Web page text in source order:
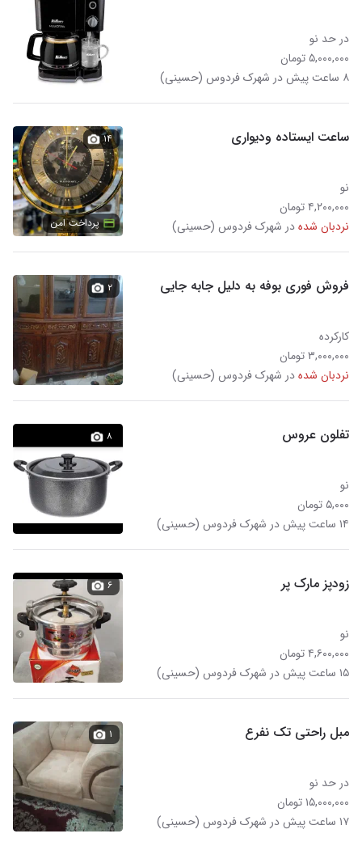
در حد نو
۵,۰۰۰,۰۰۰ تومان
۸ ساعت پیش در شهرک فردوس (حسینی)
ساعت ایستاده ودیواری
نو
۴,۲۰۰,۰۰۰ تومان
نردبان شدهدر شهرک فردوس (حسینی)
۱۴
پرداخت امن
فروش فوری بوفه به دلیل جابه جایی
کارکرده
۳,۰۰۰,۰۰۰ تومان
نردبان شدهدر شهرک فردوس (حسینی)
۲
تفلون عروس
نو
۵,۰۰۰ تومان
۱۴ ساعت پیش در شهرک فردوس (حسینی)
۸
زودپز مارک پر
نو
۴,۶۰۰,۰۰۰ تومان
۱۵ ساعت پیش در شهرک فردوس (حسینی)
۶
مبل راحتی تک نفرع
در حد نو
۱۵,۰۰۰,۰۰۰ تومان
۱۷ ساعت پیش در شهرک فردوس (حسینی)
۱